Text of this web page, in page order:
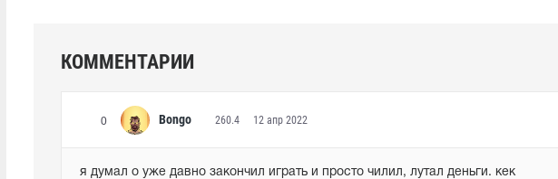
КОММЕНТАРИИ
0 Bongo 260.4 12 апр 2022
я думал о уже давно закончил играть и просто чилил, лутал деньги. кек